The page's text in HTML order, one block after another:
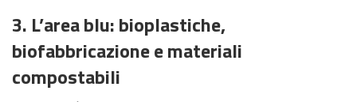
3. L’area blu: bioplastiche,
biofabbricazione e materiali
compostabili